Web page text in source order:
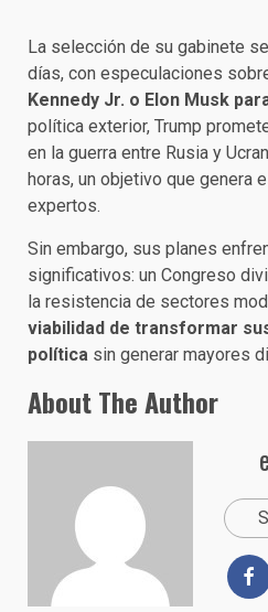
La selección de su gabinete
días, con especulaciones
Kennedy Jr. o Elon Musk
política exterior, Trump
en la guerra entre Rusia y
horas, un objetivo que genera
expertos.
Sin embargo, sus planes
significativos: un Congreso
la resistencia de sectores
viabilidad de transformar
política sin generar mayores
About The Author